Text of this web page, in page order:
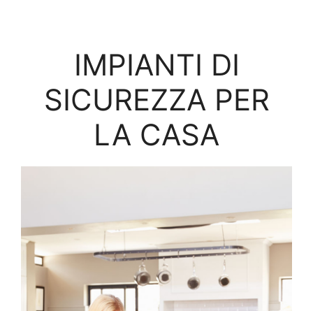
IMPIANTI DI
SICUREZZA PER
LA CASA